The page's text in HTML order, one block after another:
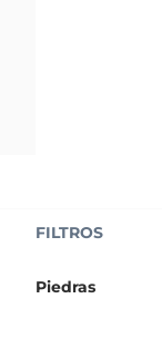
FILTROS
Piedras